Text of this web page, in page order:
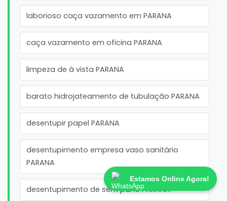
laborioso caça vazamento em PARANA
caça vazamento em oficina PARANA
limpeza de à vista PARANA
barato hidrojateamento de tubulação PARANA
desentupir papel PARANA
desentupimento empresa vaso sanitário
PARANA
desentupimento de sem pano PARANA
Estamos Online Agora!